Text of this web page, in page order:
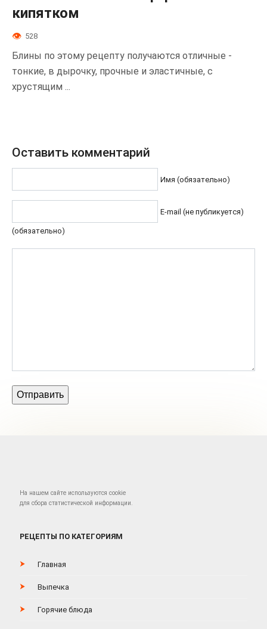
кипятком
528
Блины по этому рецепту получаются отличные -
тонкие, в дырочку, прочные и эластичные, с
хрустящим ...
Оставить комментарий
Имя (обязательно)
E-mail (не публикуется)
(обязательно)
На нашем сайте используются cookie
для сбора статистической информации.
РЕЦЕПТЫ ПО КАТЕГОРИЯМ
Главная
Выпечка
Горячие блюда